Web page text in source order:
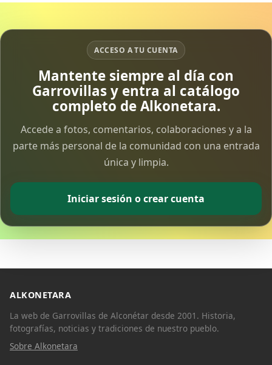
ACCESO A TU CUENTA
Mantente siempre al día con
Garrovillas y entra al catálogo
completo de Alkonetara.
Accede a fotos, comentarios, colaboraciones y a la
parte más personal de la comunidad con una entrada
única y limpia.
Iniciar sesión o crear cuenta
ALKONETARA
La web de Garrovillas de Alconétar desde 2001. Historia,
fotografías, noticias y tradiciones de nuestro pueblo.
Sobre Alkonetara